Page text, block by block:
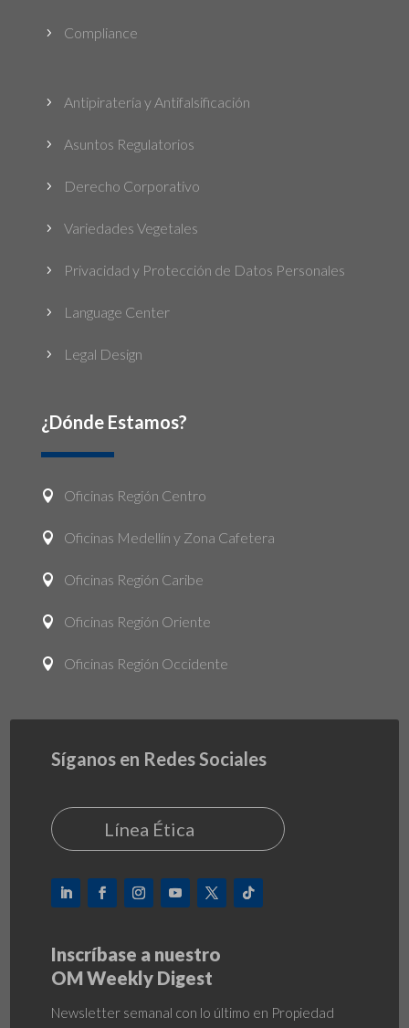
5 Compliance
5 Antipiratería y Antifalsificación
5 Asuntos Regulatorios
5 Derecho Corporativo
5 Variedades Vegetales
5 Privacidad y Protección de Datos Personales
5 Language Center
5 Legal Design
¿Dónde Estamos?
 Oficinas Región Centro
 Oficinas Medellín y Zona Cafetera
 Oficinas Región Caribe
 Oficinas Región Oriente
 Oficinas Región Occidente
Síganos en Redes Sociales
Línea Ética
Inscríbase a nuestro
OM Weekly Digest
Newsletter semanal con lo último en Propiedad